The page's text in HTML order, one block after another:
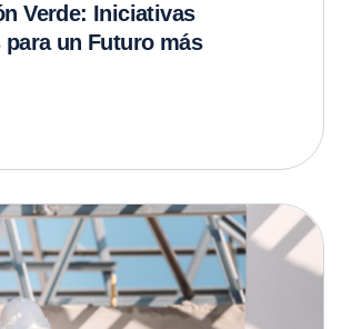
Verde: Iniciativas
un Futuro más